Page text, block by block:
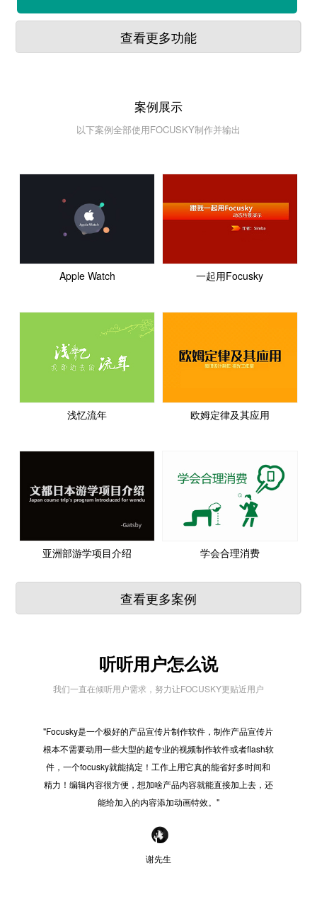
查看更多功能
案例展示
以下案例全部使用FOCUSKY制作并输出
Apple Watch 一起用Focusky
浅忆流年 欧姆定律及其应用
亚洲部游学项目介绍 学会合理消费
查看更多案例
听听用户怎么说
我们一直在倾听用户需求，努力让FOCUSKY更贴近用户
"Focusky是一个极好的产品宣传片制作软件，制作产品宣传片
根本不需要动用一些大型的超专业的视频制作软件或者flash软
件，一个focusky就能搞定！工作上用它真的能省好多时间和
精力！编辑内容很方便，想加啥产品内容就能直接加上去，还
能给加入的内容添加动画特效。"
谢先生